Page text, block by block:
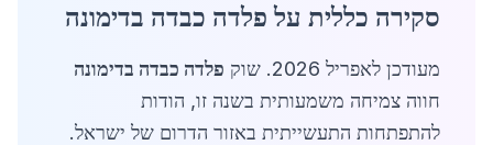
סקירה כללית על פלדה כבדה בדימונה
מעודכן לאפריל 2026. שוק
פלדה כבדה בדימונה
חווה צמיחה משמעותית בשנה זו, הודות
להתפתחות התעשייתית באזור הדרום של ישראל.